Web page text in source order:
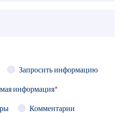
Запросить информацию
информация*
Комментарии